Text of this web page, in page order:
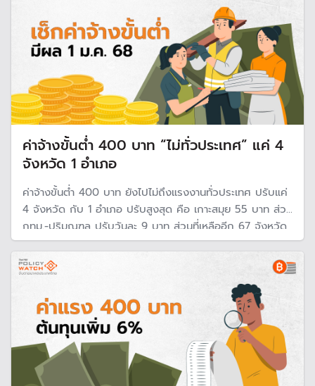
ค่าจ้างขั้นต่ำ 400 บาท “ไม่ทั่วประเทศ” แค่ 4
จังหวัด 1 อำเภอ
ค่าจ้างขั้นต่ำ 400 บาท ยังไปไม่ถึงแรงงานทั่วประเทศ ปรับแค่
4 จังหวัด กับ 1 อำเภอ ปรับสูงสุด คือ เกาะสมุย 55 บาท ส่วน
กทม.-ปริมณฑล ปรับวันละ 9 บาท ส่วนที่เหลืออีก 67 จังหวัด
ปรับวันละ 7 บาท มีผล 1 ม.ค. 68